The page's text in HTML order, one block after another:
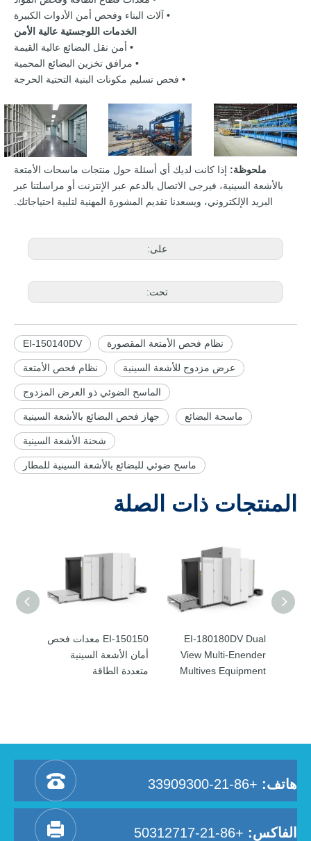
• آلات البناء وفحص أمن الأدوات الكبيرة
الخدمات اللوجستية عالية الأمن
• أمن نقل البضائع عالية القيمة
• مرافق تخزين البضائع المحمية
• فحص تسليم مكونات البنية التحتية الحرجة
ملحوظة: إذا كانت لديك أي أسئلة حول منتجات ماسحات الأمتعة
بالأشعة السينية، فيرجى الاتصال بالدعم عبر الإنترنت أو مراسلتنا عبر
البريد الإلكتروني، ويسعدنا تقديم المشورة المهنية لتلبية احتياجاتك.
على:
تحت:
EI-150140DV نظام فحص الأمتعة المقصورة
نظام فحص الأمتعة عرض مزدوج للأشعة السينية
الماسح الضوئي ذو العرض المزدوج
جهاز فحص البضائع بالأشعة السينية ماسحة البضائع
شحنة الأشعة السينية
ماسح ضوئي للبضائع بالأشعة السينية للمطار
المنتجات ذات الصلة
EI-150150 معدات فحص
أمان الأشعة السينية
متعددة الطاقة
EI-180180DV Dual
View Multi-Enender
Multives Equipment
هاتف: +86-21-33909300
الفاكس: +86-21-50312717